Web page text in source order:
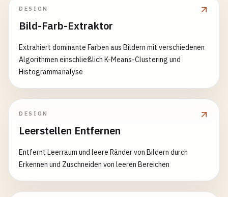
DESIGN
Bild-Farb-Extraktor
Extrahiert dominante Farben aus Bildern mit verschiedenen
Algorithmen einschließlich K-Means-Clustering und
Histogrammanalyse
DESIGN
Leerstellen Entfernen
Entfernt Leerraum und leere Ränder von Bildern durch
Erkennen und Zuschneiden von leeren Bereichen